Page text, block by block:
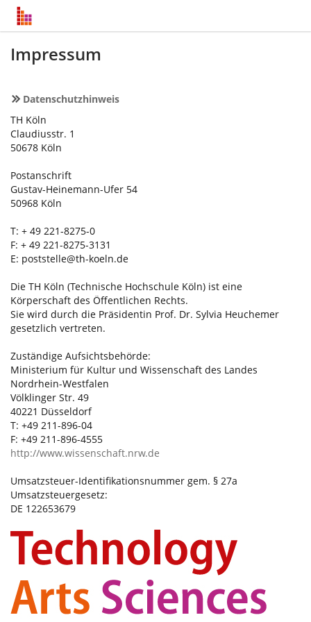
Impressum
Datenschutzhinweis
TH Köln
Claudiusstr. 1
50678 Köln
Postanschrift
Gustav-Heinemann-Ufer 54
50968 Köln
T: + 49 221-8275-0
F: + 49 221-8275-3131
E: poststelle@th-koeln.de
Die TH Köln (Technische Hochschule Köln) ist eine
Körperschaft des Öffentlichen Rechts.
Sie wird durch die Präsidentin Prof. Dr. Sylvia Heuchemer
gesetzlich vertreten.
Zuständige Aufsichtsbehörde:
Ministerium für Kultur und Wissenschaft des Landes
Nordrhein-Westfalen
Völklinger Str. 49
40221 Düsseldorf
T: +49 211-896-04
F: +49 211-896-4555
http://www.wissenschaft.nrw.de
Umsatzsteuer-Identifikationsnummer gem. § 27a
Umsatzsteuergesetz:
DE 122653679